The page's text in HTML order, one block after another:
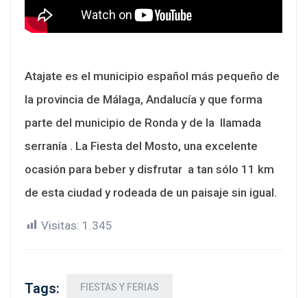
Atajate es el municipio español más pequeño de
la provincia de Málaga, Andalucía y que forma
parte del municipio de Ronda y de la llamada
serranía . La Fiesta del Mosto, una excelente
ocasión para beber y disfrutar a tan sólo 11 km
de esta ciudad y rodeada de un paisaje sin igual.
Visitas: 1.345
Tags: FIESTAS Y FERIAS